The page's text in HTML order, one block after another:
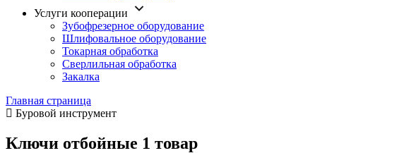
Услуги кооперации
Зубофрезерное оборудование
Шлифовальное оборудование
Токарная обработка
Cверлильная обработка
Закалка
Главная страница
Буровой инструмент
Ключи отбойные 1 товар